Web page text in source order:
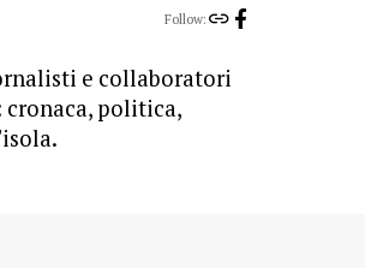
Follow:
e collaboratori
politica,